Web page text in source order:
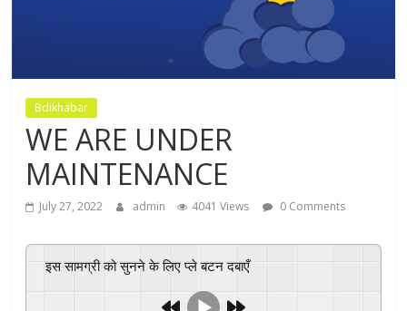
Bdikhabar
WE ARE UNDER
MAINTENANCE
July 27, 2022 admin 4041 Views 0 Comments
इस सामग्री को सुनने के लिए प्ले बटन दबाएँ